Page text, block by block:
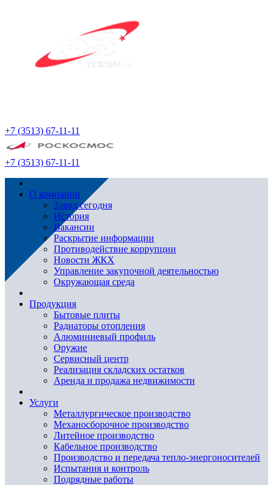
+7 (3513) 67-11-11
+7 (3513) 67-11-11
О компании
Завод сегодня
История
Вакансии
Раскрытие информации
Противодействие коррупции
Новости ЖКХ
Управление закупочной деятельностью
Окружающая среда
Продукция
Бытовые плиты
Радиаторы отопления
Алюминиевый профиль
Оружие
Сервисный центр
Реализация складских остатков
Аренда и продажа недвижимости
Услуги
Металлургическое производство
Механосборочное производство
Литейное производство
Кабельное производство
Производство и передача тепло-энергоносителей
Испытания и контроль
Подрядные работы